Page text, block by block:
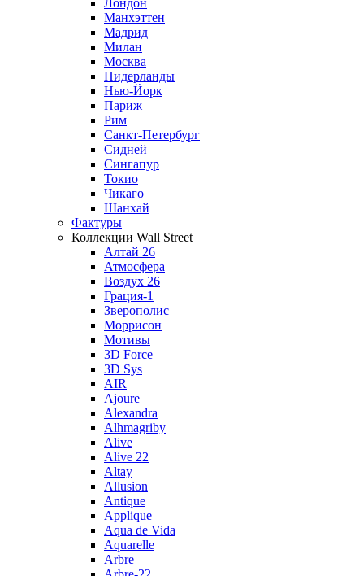
Лондон
Манхэттен
Мадрид
Милан
Москва
Нидерланды
Нью-Йорк
Париж
Рим
Санкт-Петербург
Сидней
Сингапур
Токио
Чикаго
Шанхай
Фактуры
Коллекции Wall Street
Алтай 26
Атмосфера
Воздух 26
Грация-1
Зверополис
Моррисон
Мотивы
3D Force
3D Sys
AIR
Ajoure
Alexandra
Alhmagriby
Alive
Alive 22
Altay
Allusion
Antique
Applique
Aqua de Vida
Aquarelle
Arbre